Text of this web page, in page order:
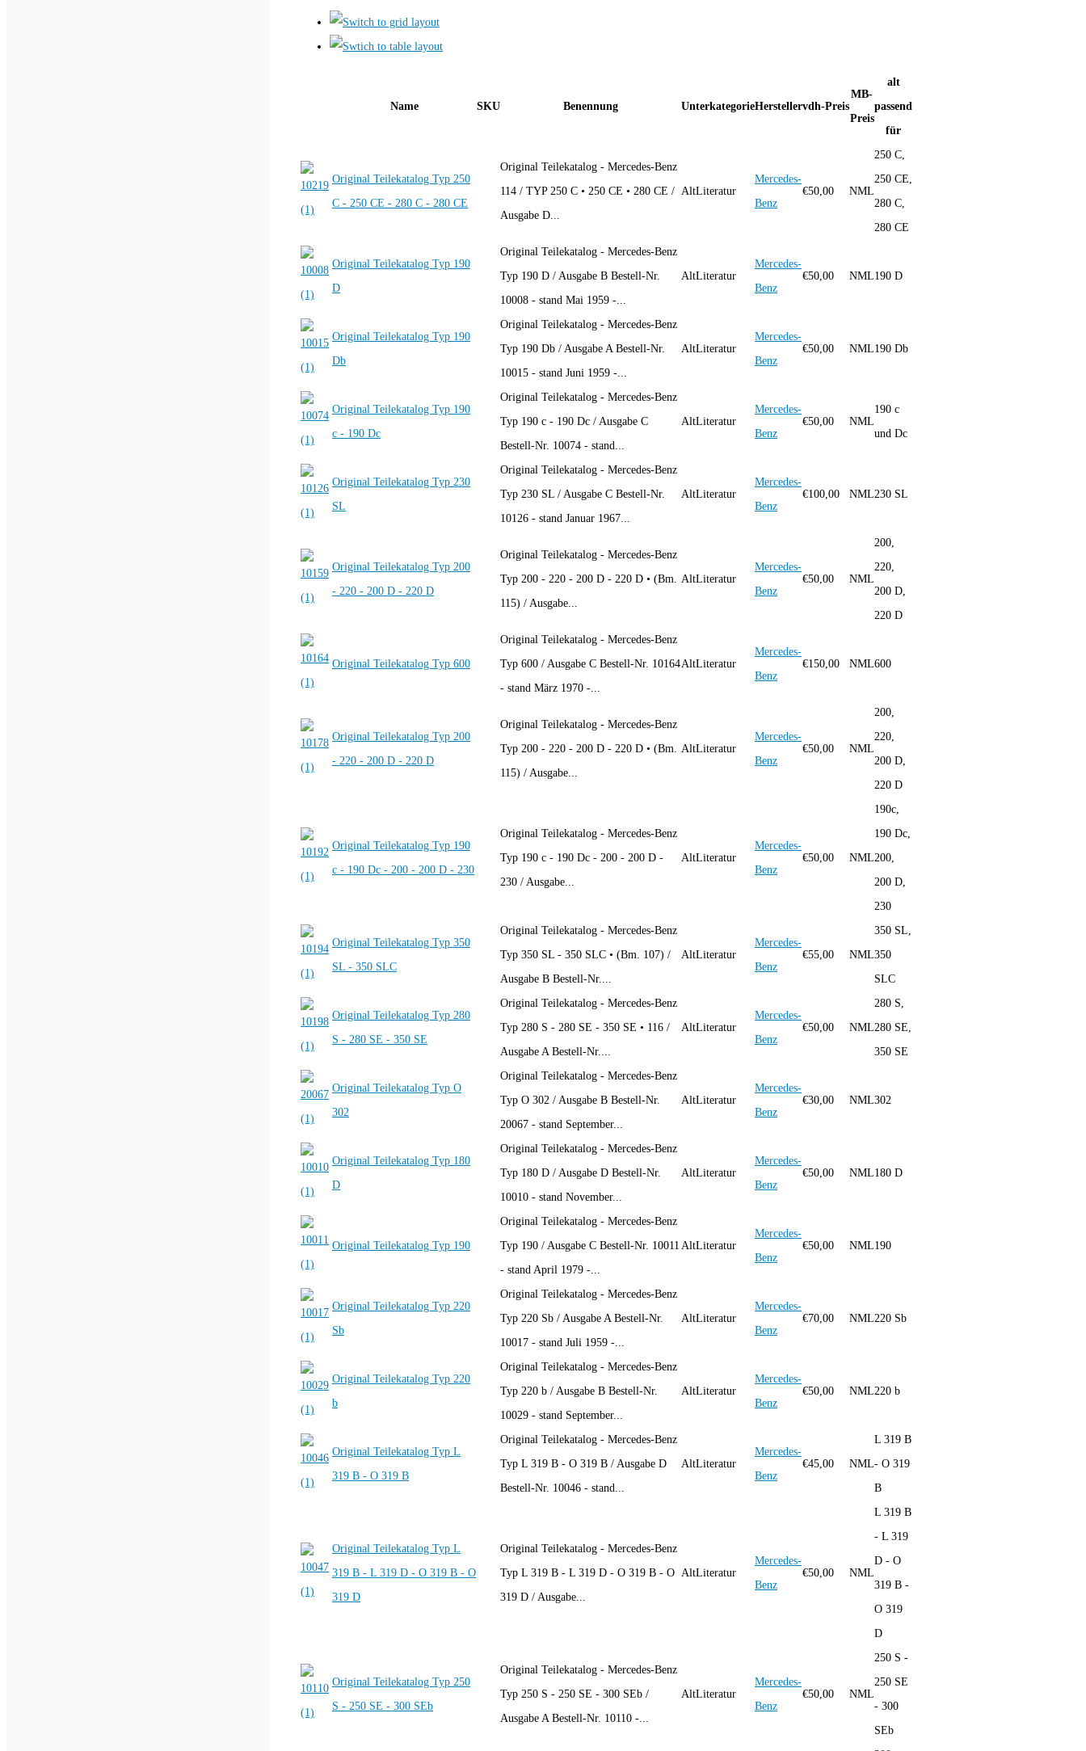
Name SKU Benennung UnterkategorieHerstellervdh-Preis
MB-
Preis
alt
passend
für
Original Teilekatalog Typ 250
C - 250 CE - 280 C - 280 CE
Original Teilekatalog - Mercedes-Benz
114 / TYP 250 C • 250 CE • 280 CE /
Ausgabe D...
AltLiteratur
Mercedes-
Benz
€50,00 NML
250 C,
250 CE,
280 C,
280 CE
Original Teilekatalog Typ 190
D
Original Teilekatalog - Mercedes-Benz
Typ 190 D / Ausgabe B Bestell-Nr.
10008 - stand Mai 1959 -...
AltLiteratur
Mercedes-
Benz
€50,00 NML190 D
Original Teilekatalog Typ 190
Db
Original Teilekatalog - Mercedes-Benz
Typ 190 Db / Ausgabe A Bestell-Nr.
10015 - stand Juni 1959 -...
AltLiteratur
Mercedes-
Benz
€50,00 NML190 Db
Original Teilekatalog Typ 190
c - 190 Dc
Original Teilekatalog - Mercedes-Benz
Typ 190 c - 190 Dc / Ausgabe C
Bestell-Nr. 10074 - stand...
AltLiteratur
Mercedes-
Benz
€50,00 NML
190 c
und Dc
Original Teilekatalog Typ 230
SL
Original Teilekatalog - Mercedes-Benz
Typ 230 SL / Ausgabe C Bestell-Nr.
10126 - stand Januar 1967...
AltLiteratur
Mercedes-
Benz
€100,00 NML230 SL
Original Teilekatalog Typ 200
- 220 - 200 D - 220 D
Original Teilekatalog - Mercedes-Benz
Typ 200 - 220 - 200 D - 220 D • (Bm.
115) / Ausgabe...
AltLiteratur
Mercedes-
Benz
€50,00 NML
200,
220,
200 D,
220 D
Original Teilekatalog Typ 600
Original Teilekatalog - Mercedes-Benz
Typ 600 / Ausgabe C Bestell-Nr. 10164
- stand März 1970 -...
AltLiteratur
Mercedes-
Benz
€150,00 NML600
Original Teilekatalog Typ 200
- 220 - 200 D - 220 D
Original Teilekatalog - Mercedes-Benz
Typ 200 - 220 - 200 D - 220 D • (Bm.
115) / Ausgabe...
AltLiteratur
Mercedes-
Benz
€50,00 NML
200,
220,
200 D,
220 D
Original Teilekatalog Typ 190
c - 190 Dc - 200 - 200 D - 230
Original Teilekatalog - Mercedes-Benz
Typ 190 c - 190 Dc - 200 - 200 D -
230 / Ausgabe...
AltLiteratur
Mercedes-
Benz
€50,00 NML
190c,
190 Dc,
200,
200 D,
230
Original Teilekatalog Typ 350
SL - 350 SLC
Original Teilekatalog - Mercedes-Benz
Typ 350 SL - 350 SLC • (Bm. 107) /
Ausgabe B Bestell-Nr....
AltLiteratur
Mercedes-
Benz
€55,00 NML
350 SL,
350
SLC
Original Teilekatalog Typ 280
S - 280 SE - 350 SE
Original Teilekatalog - Mercedes-Benz
Typ 280 S - 280 SE - 350 SE • 116 /
Ausgabe A Bestell-Nr....
AltLiteratur
Mercedes-
Benz
€50,00 NML
280 S,
280 SE,
350 SE
Original Teilekatalog Typ O
302
Original Teilekatalog - Mercedes-Benz
Typ O 302 / Ausgabe B Bestell-Nr.
20067 - stand September...
AltLiteratur
Mercedes-
Benz
€30,00 NML302
Original Teilekatalog Typ 180
D
Original Teilekatalog - Mercedes-Benz
Typ 180 D / Ausgabe D Bestell-Nr.
10010 - stand November...
AltLiteratur
Mercedes-
Benz
€50,00 NML180 D
Original Teilekatalog Typ 190
Original Teilekatalog - Mercedes-Benz
Typ 190 / Ausgabe C Bestell-Nr. 10011
- stand April 1979 -...
AltLiteratur
Mercedes-
Benz
€50,00 NML190
Original Teilekatalog Typ 220
Sb
Original Teilekatalog - Mercedes-Benz
Typ 220 Sb / Ausgabe A Bestell-Nr.
10017 - stand Juli 1959 -...
AltLiteratur
Mercedes-
Benz
€70,00 NML220 Sb
Original Teilekatalog Typ 220
b
Original Teilekatalog - Mercedes-Benz
Typ 220 b / Ausgabe B Bestell-Nr.
10029 - stand September...
AltLiteratur
Mercedes-
Benz
€50,00 NML220 b
Original Teilekatalog Typ L
319 B - O 319 B
Original Teilekatalog - Mercedes-Benz
Typ L 319 B - O 319 B / Ausgabe D
Bestell-Nr. 10046 - stand...
AltLiteratur
Mercedes-
Benz
€45,00 NML
L 319 B
- O 319
B
Original Teilekatalog Typ L
319 B - L 319 D - O 319 B - O
319 D
Original Teilekatalog - Mercedes-Benz
Typ L 319 B - L 319 D - O 319 B - O
319 D / Ausgabe...
AltLiteratur
Mercedes-
Benz
€50,00 NML
L 319 B
- L 319
D - O
319 B -
O 319
D
Original Teilekatalog Typ 250
S - 250 SE - 300 SEb
Original Teilekatalog - Mercedes-Benz
Typ 250 S - 250 SE - 300 SEb /
Ausgabe A Bestell-Nr. 10110 -...
AltLiteratur
Mercedes-
Benz
€50,00 NML
250 S -
250 SE
- 300
SEb